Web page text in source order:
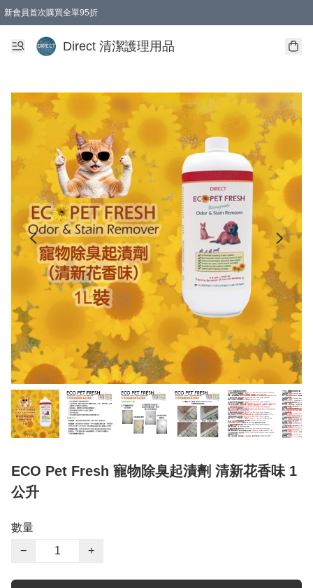
新會員首次購買全單95折
Direct 清潔護理用品
ECO Pet Fresh 寵物除臭起漬劑 清新花香味 1
公升
數量
−
+